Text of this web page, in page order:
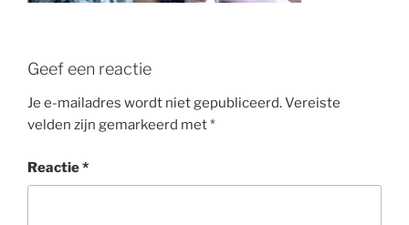
Geef een reactie
Je e-mailadres wordt niet gepubliceerd.Vereiste
velden zijn gemarkeerd met*
Reactie*